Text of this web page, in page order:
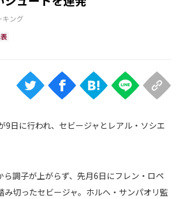
iOS Apps
Web
キング
日に行われ、セビージャとレアル・ソシエ
調子が上がらず、先月6日にフレン・ロペ
み切ったセビージャ。ホルヘ・サンパオリ監